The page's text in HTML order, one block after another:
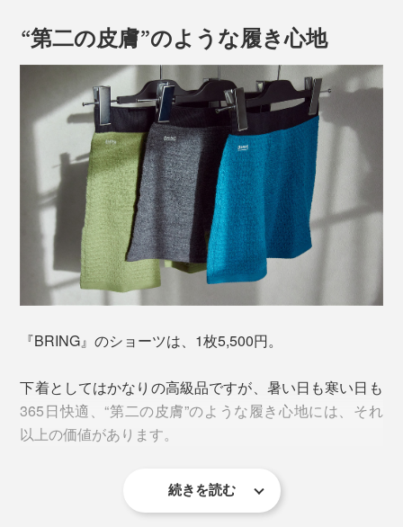
“第二の皮膚”のような履き心地
『BRING』のショーツは、1枚5,500円。
下着としてはかなりの高級品ですが、暑い日も寒い日も
365日快適、“第二の皮膚”のような履き心地には、それ
以上の価値があります。
“第二の皮膚”たる所以は3つ
続きを読む